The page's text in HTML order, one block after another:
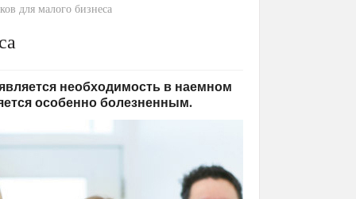
для малого бизнеса
необходимость в наемном
особенно болезненным.